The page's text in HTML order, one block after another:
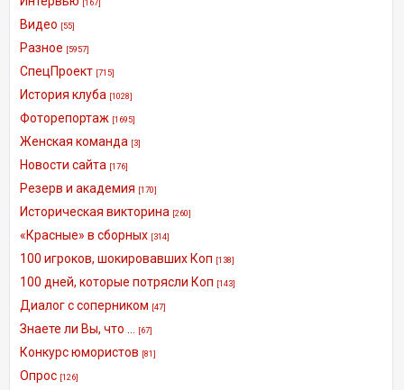
[167]
Видео [55]
Разное [5957]
СпецПроект [715]
История клуба [1028]
Фоторепортаж [1695]
Женская команда [3]
Новости сайта [176]
Резерв и академия [170]
Историческая викторина [260]
«Красные» в сборных [314]
100 игроков, шокировавших Коп [138]
100 дней, которые потрясли Коп [143]
Диалог с соперником [47]
Знаете ли Вы, что ... [67]
Конкурс юмористов [81]
Опрос [126]